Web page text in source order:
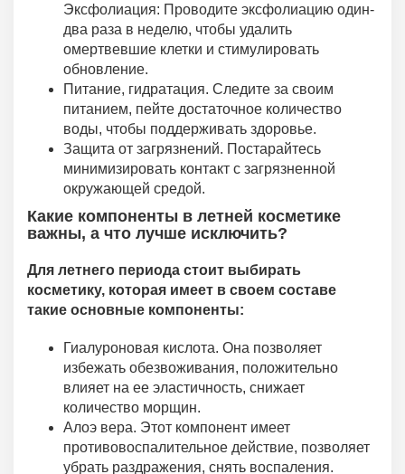
Эксфолиация: Проводите эксфолиацию один-
два раза в неделю, чтобы удалить
омертвевшие клетки и стимулировать
обновление.
Питание, гидратация. Следите за своим
питанием, пейте достаточное количество
воды, чтобы поддерживать здоровье.
Защита от загрязнений. Постарайтесь
минимизировать контакт с загрязненной
окружающей средой.
Какие компоненты в летней косметике
важны, а что лучше исключить?
Для летнего периода стоит выбирать
косметику, которая имеет в своем составе
такие основные компоненты:
Гиалуроновая кислота. Она позволяет
избежать обезвоживания, положительно
влияет на ее эластичность, снижает
количество морщин.
Алоэ вера. Этот компонент имеет
противовоспалительное действие, позволяет
убрать раздражения, снять воспаления.